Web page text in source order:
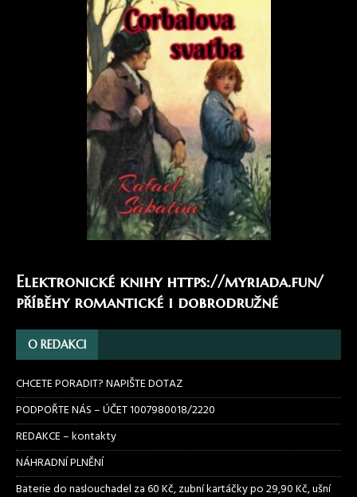
Elektronické knihy https://myriada.fun/
příběhy romantické i dobrodružné
O REDAKCI
CHCETE PORADIT? NAPIŠTE DOTAZ
PODPOŘTE NÁS – ÚČET 1007980018/2220
REDAKCE – kontakty
NÁHRADNÍ PLNĚNÍ
Baterie do naslouchadel za 60 Kč, zubní kartáčky po 29,90 Kč, ušní